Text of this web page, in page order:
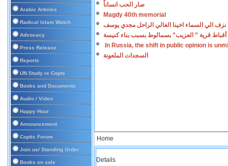
Arabic Articles
Radical Islam Watch
Advocacy
Press Release
Reports
UN Study re Copts
Books and Documents
Audio / Video
Happy Hour
Announcement
Coptic Forum
Join us/ Standing Order
Books on sale
صار الحب انساناً
Magdy 40th memorial
نزف الي السماء اخينا الغالي الراحل مجدي يوسف
أقباط قرية ” العزيب” بسمالوط بسبب بناء كنيسة
In Russia, the shift in public opinion is
السجدات الملعونة
Home
Details